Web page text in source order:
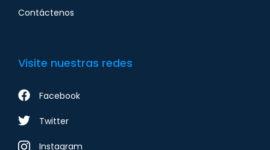
Contáctenos
Visite nuestras redes
Facebook
Twitter
Instagram